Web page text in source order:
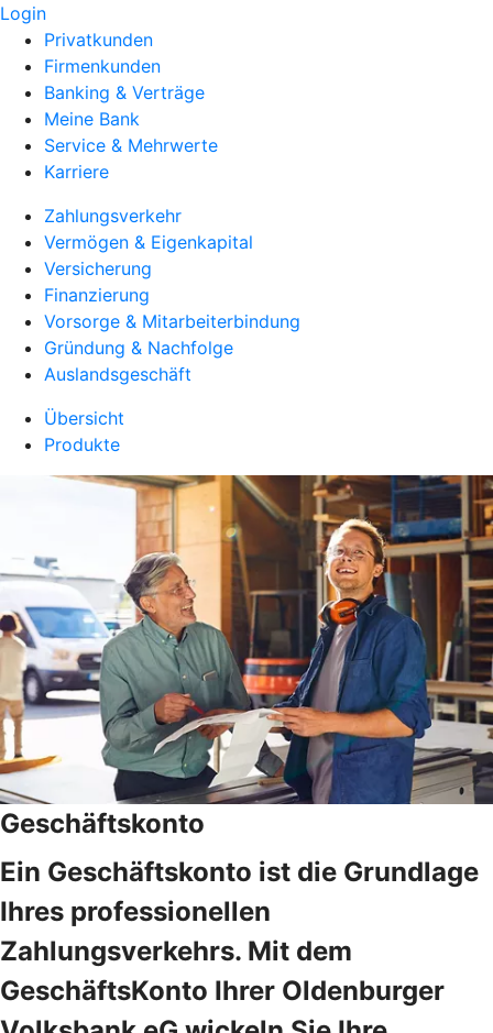
Login
Privatkunden
Firmenkunden
Banking & Verträge
Meine Bank
Service & Mehrwerte
Karriere
Zahlungsverkehr
Vermögen & Eigenkapital
Versicherung
Finanzierung
Vorsorge & Mitarbeiterbindung
Gründung & Nachfolge
Auslandsgeschäft
Übersicht
Produkte
Geschäftskonto
Ein Geschäftskonto ist die Grundlage
Ihres professionellen
Zahlungsverkehrs. Mit dem
GeschäftsKonto Ihrer Oldenburger